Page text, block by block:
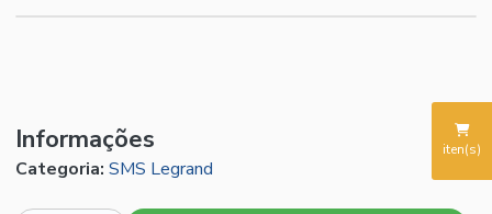
iten(s)
Informações
Categoria: SMS Legrand